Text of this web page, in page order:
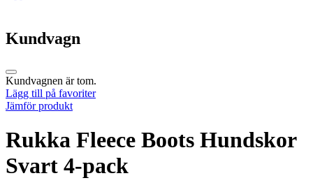
Kundvagn
Kundvagnen är tom.
Lägg till på favoriter
Jämför produkt
Rukka Fleece Boots Hundskor
Svart 4-pack